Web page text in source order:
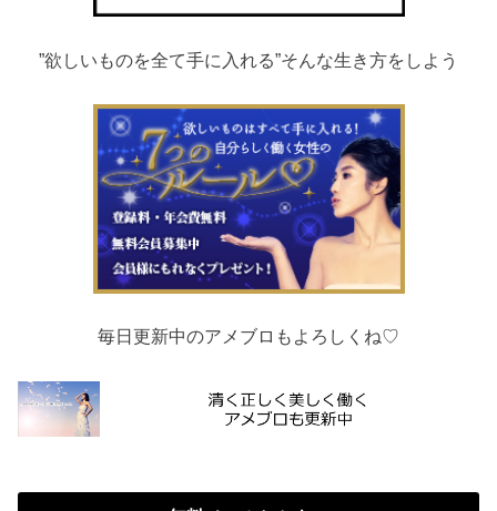
”欲しいものを全て手に入れる”そんな生き方をしよう
毎日更新中のアメブロもよろしくね♡